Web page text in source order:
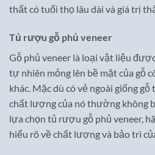
thất có tuổi thọ lâu dài và giá trị
Tủ rượu gỗ phủ veneer
Gỗ phủ veneer là loại vật liệu
tự nhiên mỏng lên bề mặt của gỗ
khác. Mặc dù có vẻ ngoài giống
chất lượng của nó thường không
lựa chọn tủ rượu gỗ phủ veneer,
hiểu rõ về chất lượng và bảo trì